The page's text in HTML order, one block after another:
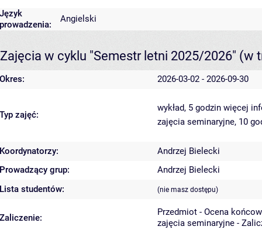
Język
prowadzenia:
Angielski
Zajęcia w cyklu "Semestr letni 2025/2026" (w
Okres: 2026-03-02 - 2026-09-30
Typ zajęć:
wykład, 5 godzin więcej
zajęcia seminaryjne, 10
Koordynatorzy:
Andrzej Bielecki
Prowadzący grup:
Andrzej Bielecki
Lista studentów:
(nie masz dostępu)
Zaliczenie:
Przedmiot - Ocena
zajęcia seminaryjne -